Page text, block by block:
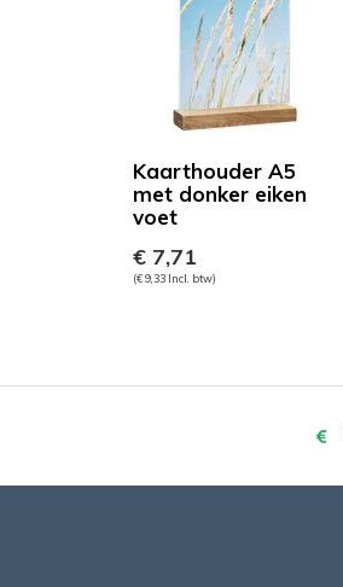
Kaarthouder A5
met donker eiken
voet
€ 7,71
(€ 9,33 Incl. btw)